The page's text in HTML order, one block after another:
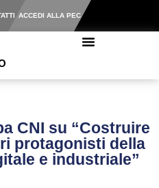
ACCEDI ALLA PEC
CNI su “Costruire
protagonisti della
e industriale”